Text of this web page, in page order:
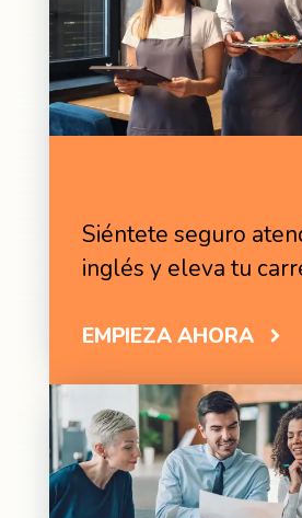
Siéntete seguro
inglés y eleva tu
EMPIEZA AHORA